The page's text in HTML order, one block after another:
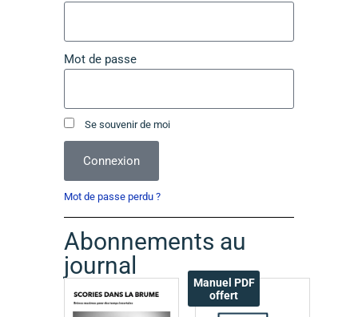
Mot de passe
Se souvenir de moi
Connexion
Mot de passe perdu ?
Alternative:
Abonnements au
journal
Manuel PDF
offert